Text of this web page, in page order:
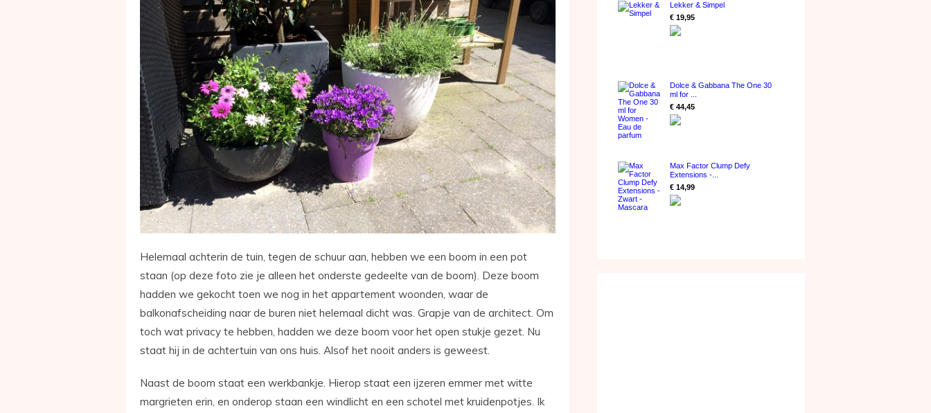
Helemaal achterin de tuin, tegen de schuur aan, hebben we een boom in een pot
staan (op deze foto zie je alleen het onderste gedeelte van de boom). Deze boom
hadden we gekocht toen we nog in het appartement woonden, waar de
balkonafscheiding naar de buren niet helemaal dicht was. Grapje van de architect. Om
toch wat privacy te hebben, hadden we deze boom voor het open stukje gezet. Nu
staat hij in de achtertuin van ons huis. Alsof het nooit anders is geweest.
Naast de boom staat een werkbankje. Hierop staat een ijzeren emmer met witte
margrieten erin, en onderop staan een windlicht en een schotel met kruidenpotjes. Ik
Lekker & Simpel
€ 19,95
Dolce & Gabbana The One 30
ml for ...
€ 44,45
Max Factor Clump Defy
Extensions -...
€ 14,99